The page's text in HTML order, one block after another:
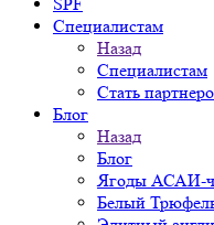
Специалистам
Назад
Специалистам
Стать
Блог
Назад
Блог
Ягоды АСАИ-
Белый